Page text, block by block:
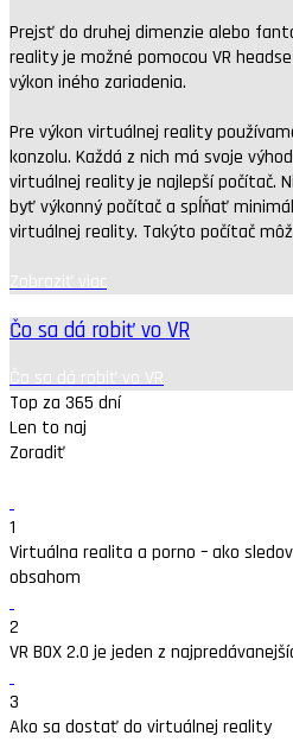
Prejsť do druhej dimenzie alebo
reality je možné pomocou VR
výkon iného zariadenia.
Pre výkon virtuálnej reality
konzolu. Každá z nich má svoje
virtuálnej reality je najlepší počítač.
byť výkonný počítač a spĺňať
virtuálnej reality. Takýto počítač
Zobraziť viac
Čo sa dá robiť vo VR
Čo sa dá robiť vo VR
Top za 365 dní
Len to naj
Zoradiť
1
Virtuálna realita a porno – ako
obsahom
2
VR BOX 2.0 je jeden z
3
Ako sa dostať do virtuálnej reality